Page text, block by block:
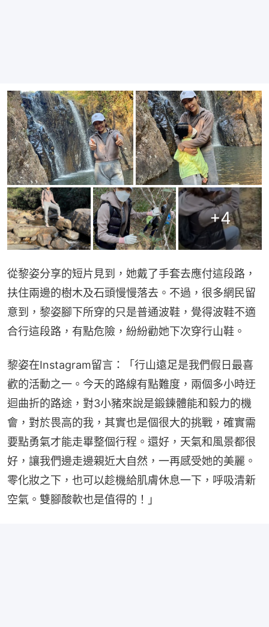
+4
從黎姿分享的短片見到，她戴了手套去應付這段路，
扶住兩邊的樹木及石頭慢慢落去。不過，很多網民留
意到，黎姿腳下所穿的只是普通波鞋，覺得波鞋不適
合行這段路，有點危險，紛紛勸她下次穿行山鞋。
黎姿在Instagram留言：「行山遠足是我們假日最喜
歡的活動之一。今天的路線有點難度，兩個多小時迂
迴曲折的路途，對3小豬來說是鍛鍊體能和毅力的機
會，對於畏高的我，其實也是個很大的挑戰，確實需
要點勇氣才能走畢整個行程。還好，天氣和風景都很
好，讓我們邊走邊親近大自然，一再感受她的美麗。
零化妝之下，也可以趁機給肌膚休息一下，呼吸清新
空氣。雙腳酸軟也是值得的！」